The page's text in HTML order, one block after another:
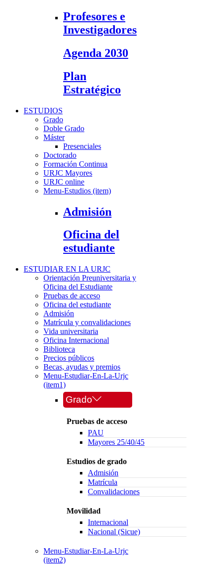
Profesores e
Investigadores
Agenda 2030
Plan
Estratégico
ESTUDIOS
Grado
Doble Grado
Máster
Presenciales
Doctorado
Formación Continua
URJC Mayores
URJC online
Menu-Estudios (item)
Admisión
Oficina del
estudiante
ESTUDIAR EN LA URJC
Orientación Preuniversitaria y
Oficina del Estudiante
Pruebas de acceso
Oficina del estudiante
Admisión
Matrícula y convalidaciones
Vida universitaria
Oficina Internacional
Biblioteca
Precios públicos
Becas, ayudas y premios
Menu-Estudiar-En-La-Urjc
(item1)
Grado
Pruebas de acceso
PAU
Mayores 25/40/45
Estudios de grado
Admisión
Matrícula
Convalidaciones
Movilidad
Internacional
Nacional (Sicue)
Menu-Estudiar-En-La-Urjc
(item2)